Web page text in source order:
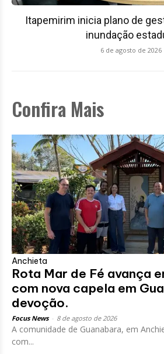
Itapemirim inicia plano de
inundação
6 de agosto de 2026
Confira Mais
Anchieta
Rota Mar de Fé avança
com nova capela em
devoção.
Focus News 8 de agosto de 2026
A comunidade de Guanabara, em
com...